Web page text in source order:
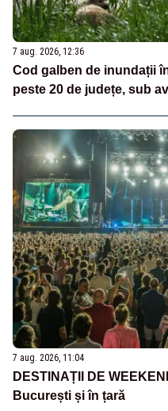
7 aug. 2026, 12:36
Cod galben de inundații
peste 20 de județe, sub
7 aug. 2026, 11:04
DESTINAȚII DE
București și în țară